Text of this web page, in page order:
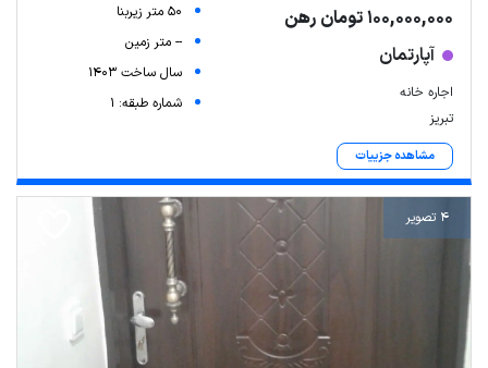
100,000,000 تومان رهن
آپارتمان
اجاره خانه
تبریز
مشاهده جزییات
50 متر زیربنا
-- متر زمین
سال ساخت 1403
شماره طبقه: 1
4 تصویر